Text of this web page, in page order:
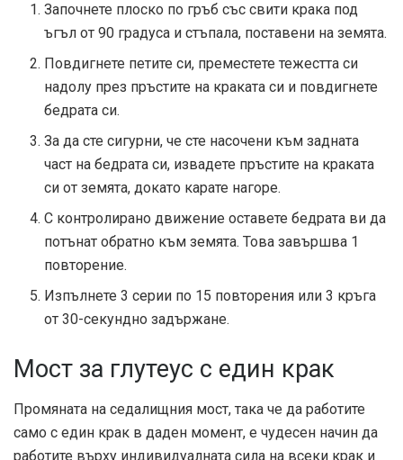
Започнете плоско по гръб със свити крака под
ъгъл от 90 градуса и стъпала, поставени на земята.
Повдигнете петите си, преместете тежестта си
надолу през пръстите на краката си и повдигнете
бедрата си.
За да сте сигурни, че сте насочени към задната
част на бедрата си, извадете пръстите на краката
си от земята, докато карате нагоре.
С контролирано движение оставете бедрата ви да
потънат обратно към земята. Това завършва 1
повторение.
Изпълнете 3 серии по 15 повторения или 3 кръга
от 30-секундно задържане.
Мост за глутеус с един крак
Промяната на седалищния мост, така че да работите
само с един крак в даден момент, е чудесен начин да
работите върху индивидуалната сила на всеки крак и